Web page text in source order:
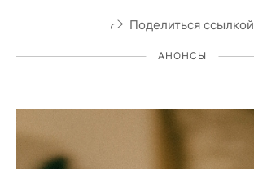
Поделиться ссылкой
АНОНСЫ